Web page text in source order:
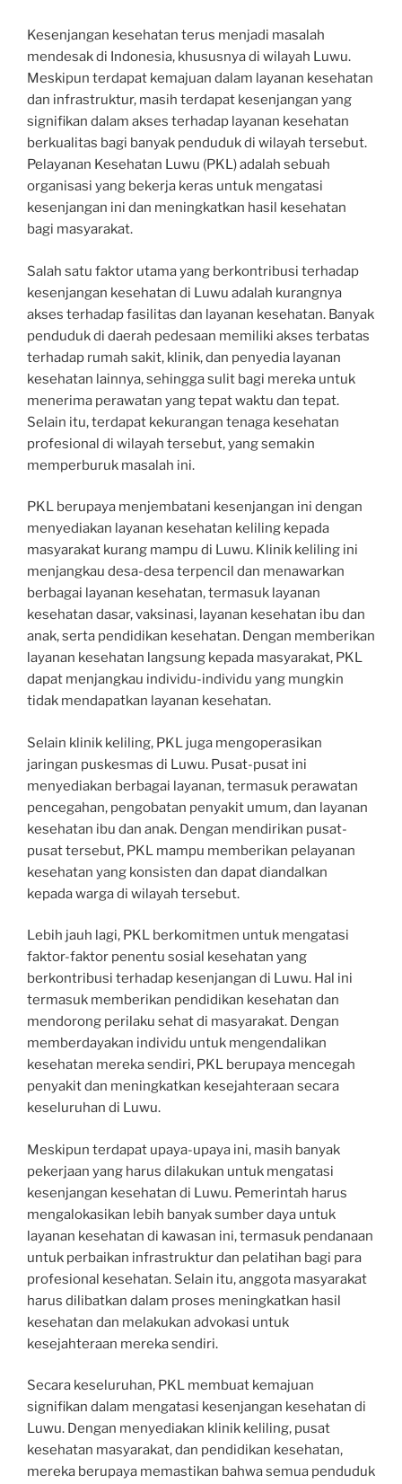
Kesenjangan kesehatan terus menjadi masalah
mendesak di Indonesia, khususnya di wilayah Luwu.
Meskipun terdapat kemajuan dalam layanan kesehatan
dan infrastruktur, masih terdapat kesenjangan yang
signifikan dalam akses terhadap layanan kesehatan
berkualitas bagi banyak penduduk di wilayah tersebut.
Pelayanan Kesehatan Luwu (PKL) adalah sebuah
organisasi yang bekerja keras untuk mengatasi
kesenjangan ini dan meningkatkan hasil kesehatan
bagi masyarakat.
Salah satu faktor utama yang berkontribusi terhadap
kesenjangan kesehatan di Luwu adalah kurangnya
akses terhadap fasilitas dan layanan kesehatan. Banyak
penduduk di daerah pedesaan memiliki akses terbatas
terhadap rumah sakit, klinik, dan penyedia layanan
kesehatan lainnya, sehingga sulit bagi mereka untuk
menerima perawatan yang tepat waktu dan tepat.
Selain itu, terdapat kekurangan tenaga kesehatan
profesional di wilayah tersebut, yang semakin
memperburuk masalah ini.
PKL berupaya menjembatani kesenjangan ini dengan
menyediakan layanan kesehatan keliling kepada
masyarakat kurang mampu di Luwu. Klinik keliling ini
menjangkau desa-desa terpencil dan menawarkan
berbagai layanan kesehatan, termasuk layanan
kesehatan dasar, vaksinasi, layanan kesehatan ibu dan
anak, serta pendidikan kesehatan. Dengan memberikan
layanan kesehatan langsung kepada masyarakat, PKL
dapat menjangkau individu-individu yang mungkin
tidak mendapatkan layanan kesehatan.
Selain klinik keliling, PKL juga mengoperasikan
jaringan puskesmas di Luwu. Pusat-pusat ini
menyediakan berbagai layanan, termasuk perawatan
pencegahan, pengobatan penyakit umum, dan layanan
kesehatan ibu dan anak. Dengan mendirikan pusat-
pusat tersebut, PKL mampu memberikan pelayanan
kesehatan yang konsisten dan dapat diandalkan
kepada warga di wilayah tersebut.
Lebih jauh lagi, PKL berkomitmen untuk mengatasi
faktor-faktor penentu sosial kesehatan yang
berkontribusi terhadap kesenjangan di Luwu. Hal ini
termasuk memberikan pendidikan kesehatan dan
mendorong perilaku sehat di masyarakat. Dengan
memberdayakan individu untuk mengendalikan
kesehatan mereka sendiri, PKL berupaya mencegah
penyakit dan meningkatkan kesejahteraan secara
keseluruhan di Luwu.
Meskipun terdapat upaya-upaya ini, masih banyak
pekerjaan yang harus dilakukan untuk mengatasi
kesenjangan kesehatan di Luwu. Pemerintah harus
mengalokasikan lebih banyak sumber daya untuk
layanan kesehatan di kawasan ini, termasuk pendanaan
untuk perbaikan infrastruktur dan pelatihan bagi para
profesional kesehatan. Selain itu, anggota masyarakat
harus dilibatkan dalam proses meningkatkan hasil
kesehatan dan melakukan advokasi untuk
kesejahteraan mereka sendiri.
Secara keseluruhan, PKL membuat kemajuan
signifikan dalam mengatasi kesenjangan kesehatan di
Luwu. Dengan menyediakan klinik keliling, pusat
kesehatan masyarakat, dan pendidikan kesehatan,
mereka berupaya memastikan bahwa semua penduduk